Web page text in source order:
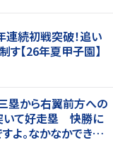
続初戦突破！追い
【26年夏甲子園】
塁から右翼前方への
いて好走塁 快勝に
よ。なかなかできな